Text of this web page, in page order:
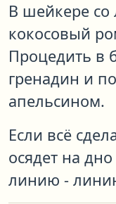
В шейкере со
кокосовый
Процедить в
гренадин и
апельсином.
Если всё
осядет на
линию -